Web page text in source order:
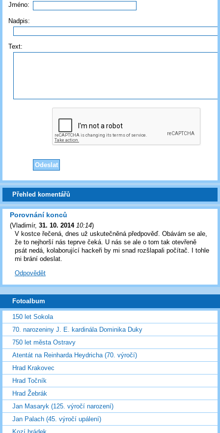
Jméno:
Nadpis:
Text:
Přehled komentářů
Porovnání konců
(Vladimír, 31. 10. 2014 10:14)
V kostce řečená, dnes už uskutečněná předpověď. Obávám se ale,
že to nejhorší nás teprve čeká. U nás se ale o tom tak otevřeně
psát nedá, kolaborující hackeři by mi snad rozšlapali počítač. I tohle
mi brání odeslat.
Odpovědět
Fotoalbum
150 let Sokola
70. narozeniny J. E. kardinála Dominika Duky
750 let města Ostravy
Atentát na Reinharda Heydricha (70. výročí)
Hrad Krakovec
Hrad Točník
Hrad Žebrák
Jan Masaryk (125. výročí narození)
Jan Palach (45. výročí upálení)